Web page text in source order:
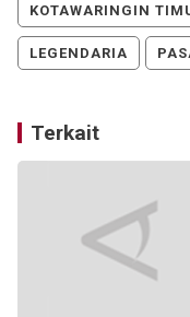
KOTAWARINGIN
LEGENDARIA
Terkait